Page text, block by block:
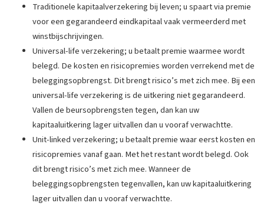
Traditionele kapitaalverzekering bij leven; u spaart via premie
voor een gegarandeerd eindkapitaal vaak vermeerderd met
winstbijschrijvingen.
Universal-life verzekering; u betaalt premie waarmee wordt
belegd. De kosten en risicopremies worden verrekend met de
beleggingsopbrengst. Dit brengt risico’s met zich mee. Bij een
universal-life verzekering is de uitkering niet gegarandeerd.
Vallen de beursopbrengsten tegen, dan kan uw
kapitaaluitkering lager uitvallen dan u vooraf verwachtte.
Unit-linked verzekering; u betaalt premie waar eerst kosten en
risicopremies vanaf gaan. Met het restant wordt belegd. Ook
dit brengt risico’s met zich mee. Wanneer de
beleggingsopbrengsten tegenvallen, kan uw kapitaaluitkering
lager uitvallen dan u vooraf verwachtte.